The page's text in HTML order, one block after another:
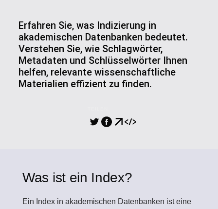
Erfahren Sie, was Indizierung in
akademischen Datenbanken bedeutet.
Verstehen Sie, wie Schlagwörter,
Metadaten und Schlüsselwörter Ihnen
helfen, relevante wissenschaftliche
Materialien effizient zu finden.
Was ist ein Index?
Ein Index in akademischen Datenbanken ist eine